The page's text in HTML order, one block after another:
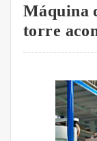
Máquina
torre